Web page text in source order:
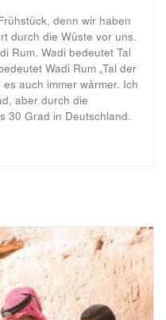
denn wir haben
durch die Wüste vor uns.
Rum. Wadi bedeutet Tal
Wadi Rum „Tal der
auch immer wärmer. Ich
aber durch die
30 Grad in Deutschland.